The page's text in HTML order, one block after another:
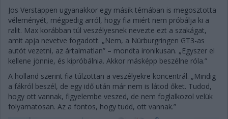
Jos Verstappen ugyanakkor egy másik témában is megosztotta
véleményét, mégpedig arról, hogy fia miért nem próbálja ki a
ralit. Max korábban túl veszélyesnek nevezte ezt a szakágat,
amit apja nevetve fogadott. „Nem, a Nürburgringen GT3-as
autót vezetni, az ártalmatlan” – mondta ironikusan. „Egyszer el
kellene jönnie, és kipróbálnia. Akkor másképp beszélne róla.”
A holland szerint fia túlzottan a veszélyekre koncentrál. „Mindig
a fákról beszél, de egy idő után már nem is látod őket. Tudod,
hogy ott vannak, figyelembe veszed, de nem foglalkozol velük
folyamatosan. Az a fontos, hogy tudd, ott vannak.”